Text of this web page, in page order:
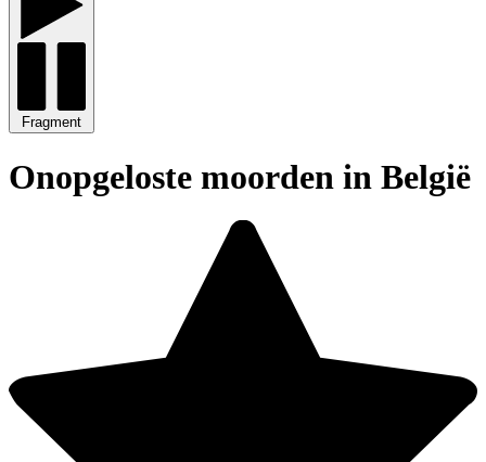
Fragment
Onopgeloste moorden in België